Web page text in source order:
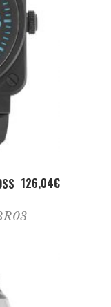
126,04€